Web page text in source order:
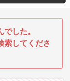
した。
索してくださ